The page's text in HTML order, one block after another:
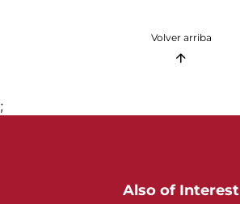
Volver arriba
;
Also of Interest